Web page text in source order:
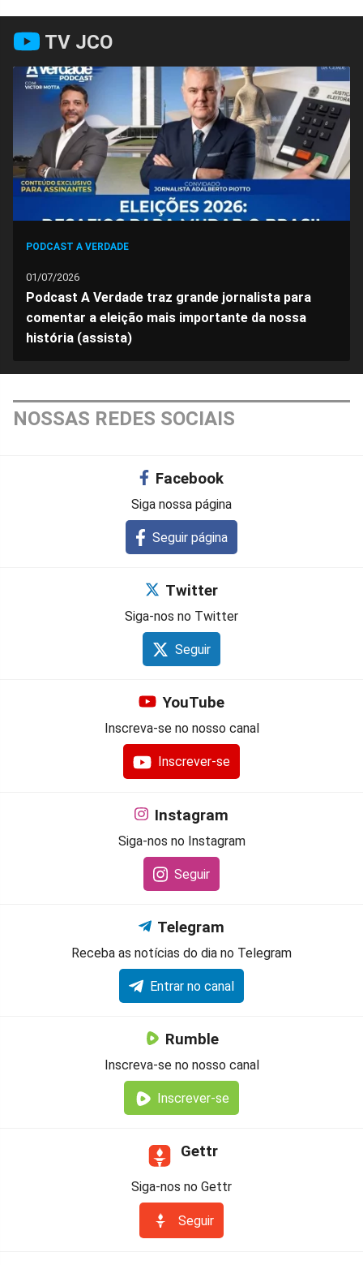
Compartilhar
no
Facebook
no
Whatsapp
no
Twitter
no
Messenger
no
Telegram
no
Gettr
TV JCO
PODCAST A VERDADE
01/07/2026
Podcast A Verdade traz grande jornalista para
comentar a eleição mais importante da nossa
história (assista)
NOSSAS REDES SOCIAIS
Facebook
Siga nossa página
Seguir página
Twitter
Siga-nos no Twitter
Seguir
YouTube
Inscreva-se no nosso canal
Inscrever-se
Instagram
Siga-nos no Instagram
Seguir
Telegram
Receba as notícias do dia no Telegram
Entrar no canal
Rumble
Inscreva-se no nosso canal
Inscrever-se
Gettr
Siga-nos no Gettr
Seguir